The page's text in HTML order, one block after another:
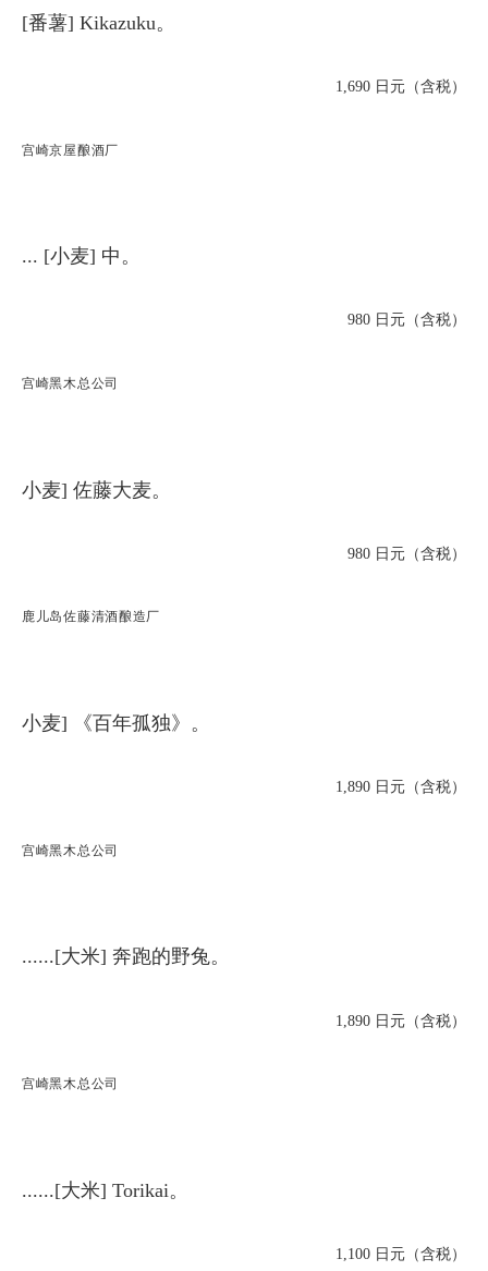
[番薯] Kikazuku。
1,690 日元（含税）
宫崎京屋酿酒厂
... [小麦] 中。
980 日元（含税）
宫崎黑木总公司
小麦] 佐藤大麦。
980 日元（含税）
鹿儿岛佐藤清酒酿造厂
小麦] 《百年孤独》。
1,890 日元（含税）
宫崎黑木总公司
......[大米] 奔跑的野兔。
1,890 日元（含税）
宫崎黑木总公司
......[大米] Torikai。
1,100 日元（含税）